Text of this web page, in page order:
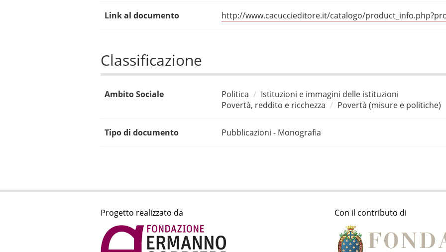
Link al documento http://www.cacuccieditore.it/catalogo/
Classificazione
Ambito Sociale Politica
Istituzioni e immagini delle istituzioni
Povertà, reddito e ricchezza
Povertà (misure e politiche)
Tipo di documento Pubblicazioni - Monografia
Progetto realizzato da Con il contributo di